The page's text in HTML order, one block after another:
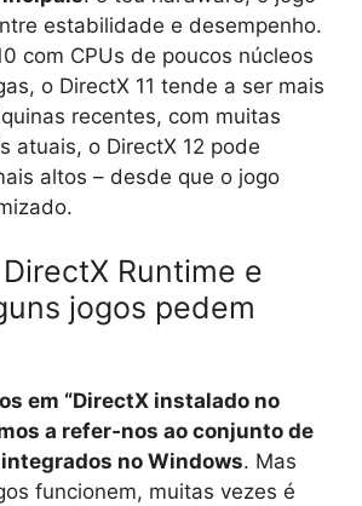
estabilidade e desempenho.
com CPUs de poucos núcleos
o DirectX 11 tende a ser mais
recentes, com muitas
atuais, o DirectX 12 pode
altos – desde que o jogo
Runtime e
jogos pedem
em “DirectX instalado no
a refer‑nos ao conjunto de
no Windows. Mas
funcionem, muitas vezes é